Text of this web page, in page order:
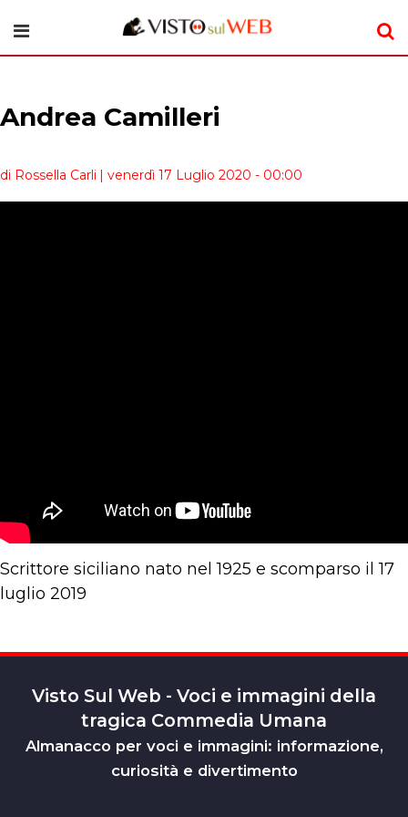
Andrea Camilleri
di Rossella Carli | venerdì 17 Luglio 2020 - 00:00
Scrittore siciliano nato nel 1925 e scomparso il 17
luglio 2019
Visto Sul Web - Voci e immagini della
tragica Commedia Umana
Almanacco per voci e immagini: informazione,
curiosità e divertimento